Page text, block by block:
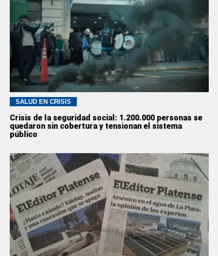
SALUD EN CRISIS
Crisis de la seguridad social: 1.200.000 personas se
quedaron sin cobertura y tensionan el sistema
público